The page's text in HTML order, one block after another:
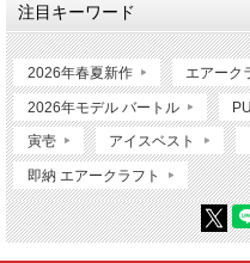
注目キーワード
2026年春夏新作 エアーク
2026年モデル バートル
寅壱 アイスベスト
即納 エアークラフト